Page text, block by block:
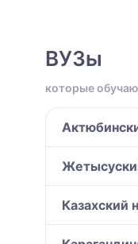
ВУЗы
которые
Казахский